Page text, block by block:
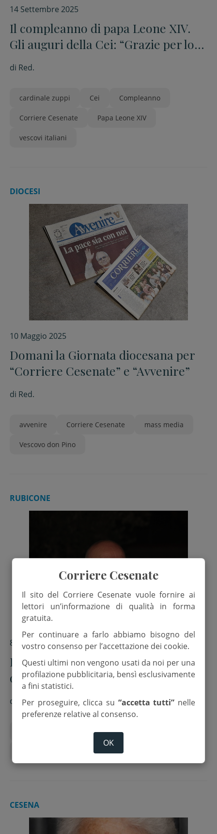
14 Settembre 2025
Il compleanno di papa Leone XIV.
Gli auguri della Cei: “Grazie per lo
spirito paterno con cui ci
accompagna”
di Red.
cardinale zuppi Cei Compleanno
Corriere Cesenate Papa Leone XIV
vescovi italiani
DIOCESI
10 Maggio 2025
Domani la Giornata diocesana per
“Corriere Cesenate” e “Avvenire”
di Red.
avvenire Corriere Cesenate mass media
Vescovo don Pino
RUBICONE
8 Marzo 2025
Longiano. Messa di anniversario a
quattro anni dalla perdita del
professore Terzo Spada
di Red.
Corriere Cesenate
CESENA
Corriere Cesenate
Il sito del Corriere Cesenate vuole fornire ai
lettori un’informazione di qualità in forma
gratuita.
Per continuare a farlo abbiamo bisogno del
vostro consenso per l’accettazione dei cookie.
Questi ultimi non vengono usati da noi per una
profilazione pubblicitaria, bensì esclusivamente
a fini statistici.
Per proseguire, clicca su “accetta tutti” nelle
preferenze relative al consenso.
OK